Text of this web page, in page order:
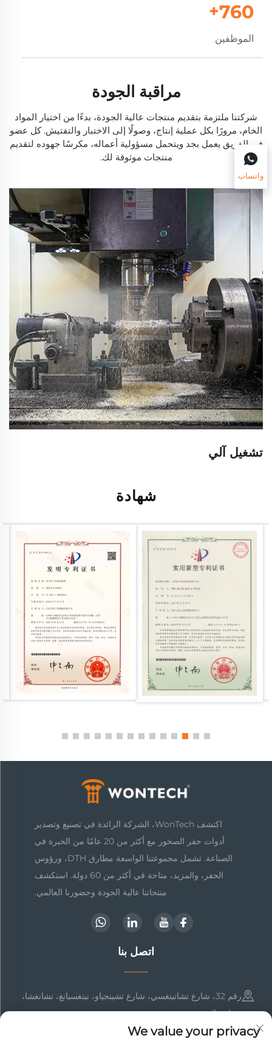
800
+
الموظفين
مراقبة الجودة
شركتنا ملتزمة بتقديم منتجات عالية الجودة، بدءًا من اختيار المواد
الخام، مرورًا بكل عملية إنتاج، وصولًا إلى الاختبار والتفتيش. كل عضو
في الفريق يعمل بجد ويتحمل مسؤولية أعماله، مكرسًا جهوده لتقديم
منتجات موثوقة لك.
تشغيل آلي
شهادة
واتساب
اكتشف WonTech، الشركة الرائدة في تصنيع وتصدير
أدوات حفر الصخور مع أكثر من 20 عامًا من الخبرة في
الصناعة. تشمل مجموعتنا الواسعة مطارق DTH، ورؤوس
الحفر، والمزيد، متاحة في أكثر من 60 دولة. استكشف
منتجاتنا عالية الجودة وحضورنا العالمي.
اتصل بنا
رقم 32، شارع تشاتينغسي، شارع تشينجياو، نينغسيانغ، تشانغشا،
هونان، الصين
We value your privacy